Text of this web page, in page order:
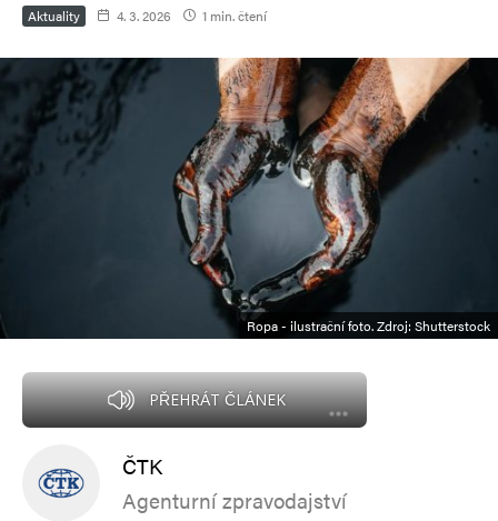
Aktuality 4. 3. 2026 1 min. čtení
Ropa - ilustrační foto. Zdroj: Shutterstock
PŘEHRÁT ČLÁNEK
ČTK
Agenturní zpravodajství